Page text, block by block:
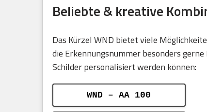
Beliebte & kreative
Das Kürzel WND bietet viele
die Erkennungsnummer besonders
Schilder personalisiert werden können:
WND – AA 100